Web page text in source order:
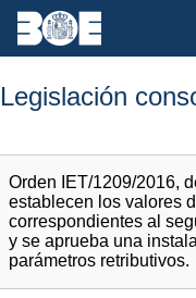
Legislación
Orden IET/1209/2016,
establecen los valores
correspondientes al
y se aprueba una
parámetros retributivos.